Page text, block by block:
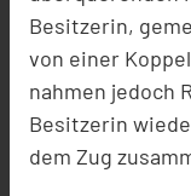
Besitzerin,
von einer
nahmen jedoch
Besitzerin
dem Zug